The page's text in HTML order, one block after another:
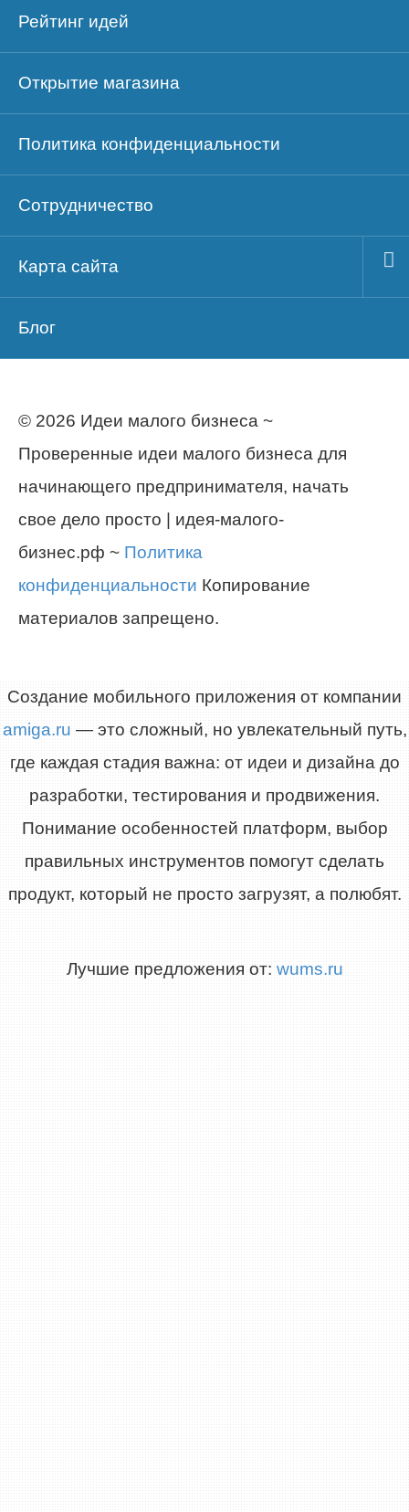
Рейтинг идей
Открытие магазина
Политика конфиденциальности
Сотрудничество
Карта сайта
Блог
© 2026 Идеи малого бизнеса ~
Проверенные идеи малого бизнеса для
начинающего предпринимателя, начать
свое дело просто | идея-малого-
бизнес.рф ~ Политика
конфиденциальности Копирование
материалов запрещено.
Создание мобильного приложения от компании
amiga.ru — это сложный, но увлекательный путь,
где каждая стадия важна: от идеи и дизайна до
разработки, тестирования и продвижения.
Понимание особенностей платформ, выбор
правильных инструментов помогут сделать
продукт, который не просто загрузят, а полюбят.
Лучшие предложения от: wums.ru